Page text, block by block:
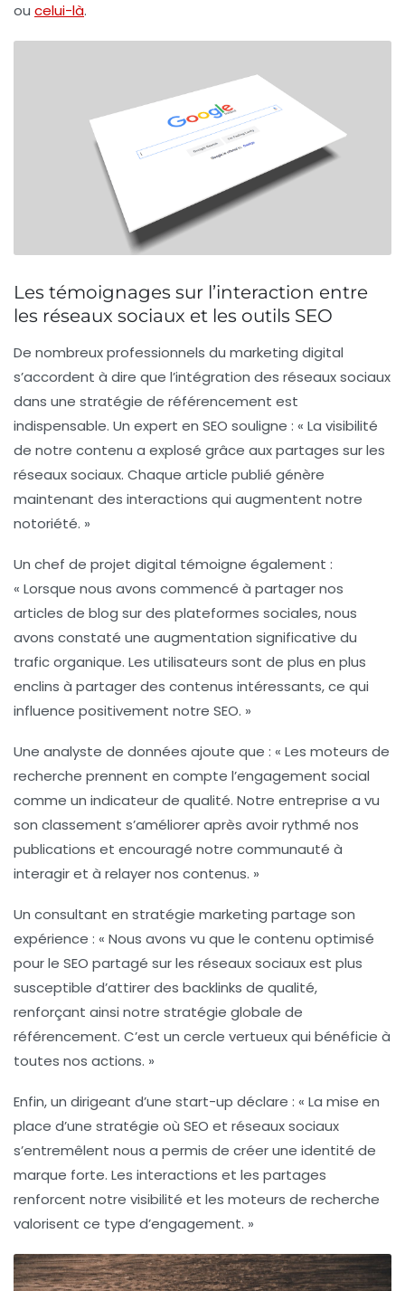
ou celui-là.
Les témoignages sur l’interaction entre
les réseaux sociaux et les outils SEO
De nombreux professionnels du marketing digital
s’accordent à dire que l’intégration des réseaux sociaux
dans une stratégie de référencement est
indispensable. Un expert en SEO souligne : « La visibilité
de notre contenu a explosé grâce aux partages sur les
réseaux sociaux. Chaque article publié génère
maintenant des interactions qui augmentent notre
notoriété. »
Un chef de projet digital témoigne également :
« Lorsque nous avons commencé à partager nos
articles de blog sur des plateformes sociales, nous
avons constaté une augmentation significative du
trafic organique. Les utilisateurs sont de plus en plus
enclins à partager des contenus intéressants, ce qui
influence positivement notre SEO. »
Une analyste de données ajoute que : « Les moteurs de
recherche prennent en compte l’engagement social
comme un indicateur de qualité. Notre entreprise a vu
son classement s’améliorer après avoir rythmé nos
publications et encouragé notre communauté à
interagir et à relayer nos contenus. »
Un consultant en stratégie marketing partage son
expérience : « Nous avons vu que le contenu optimisé
pour le SEO partagé sur les réseaux sociaux est plus
susceptible d’attirer des backlinks de qualité,
renforçant ainsi notre stratégie globale de
référencement. C’est un cercle vertueux qui bénéficie à
toutes nos actions. »
Enfin, un dirigeant d’une start-up déclare : « La mise en
place d’une stratégie où SEO et réseaux sociaux
s’entremêlent nous a permis de créer une identité de
marque forte. Les interactions et les partages
renforcent notre visibilité et les moteurs de recherche
valorisent ce type d’engagement. »